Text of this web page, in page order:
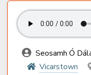
Seosamh Ó
Vicarstown